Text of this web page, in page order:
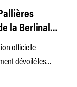
la Berlinale
officielle
dévoilé les